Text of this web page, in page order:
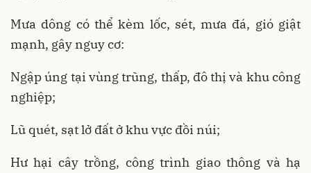
Mưa dông có thể kèm lốc, sét, mưa đá, gió giật
mạnh, gây nguy cơ:
Ngập úng tại vùng trũng, thấp, đô thị và khu công
nghiệp;
Lũ quét, sạt lở đất ở khu vực đồi núi;
Hư hại cây trồng, công trình giao thông và hạ